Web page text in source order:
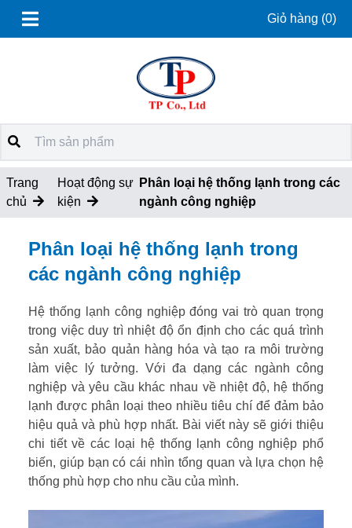
Giỏ hàng (0)
Trang
chủ
Hoạt động sự
kiện
Phân loại hệ thống lạnh trong các
ngành công nghiệp
Phân loại hệ thống lạnh trong
các ngành công nghiệp
Hệ thống lạnh công nghiệp đóng vai trò quan trọng
trong việc duy trì nhiệt độ ổn định cho các quá trình
sản xuất, bảo quản hàng hóa và tạo ra môi trường
làm việc lý tưởng. Với đa dạng các ngành công
nghiệp và yêu cầu khác nhau về nhiệt độ, hệ thống
lạnh được phân loại theo nhiều tiêu chí để đảm bảo
hiệu quả và phù hợp nhất. Bài viết này sẽ giới thiệu
chi tiết về các loại hệ thống lạnh công nghiệp phổ
biến, giúp bạn có cái nhìn tổng quan và lựa chọn hệ
thống phù hợp cho nhu cầu của mình.